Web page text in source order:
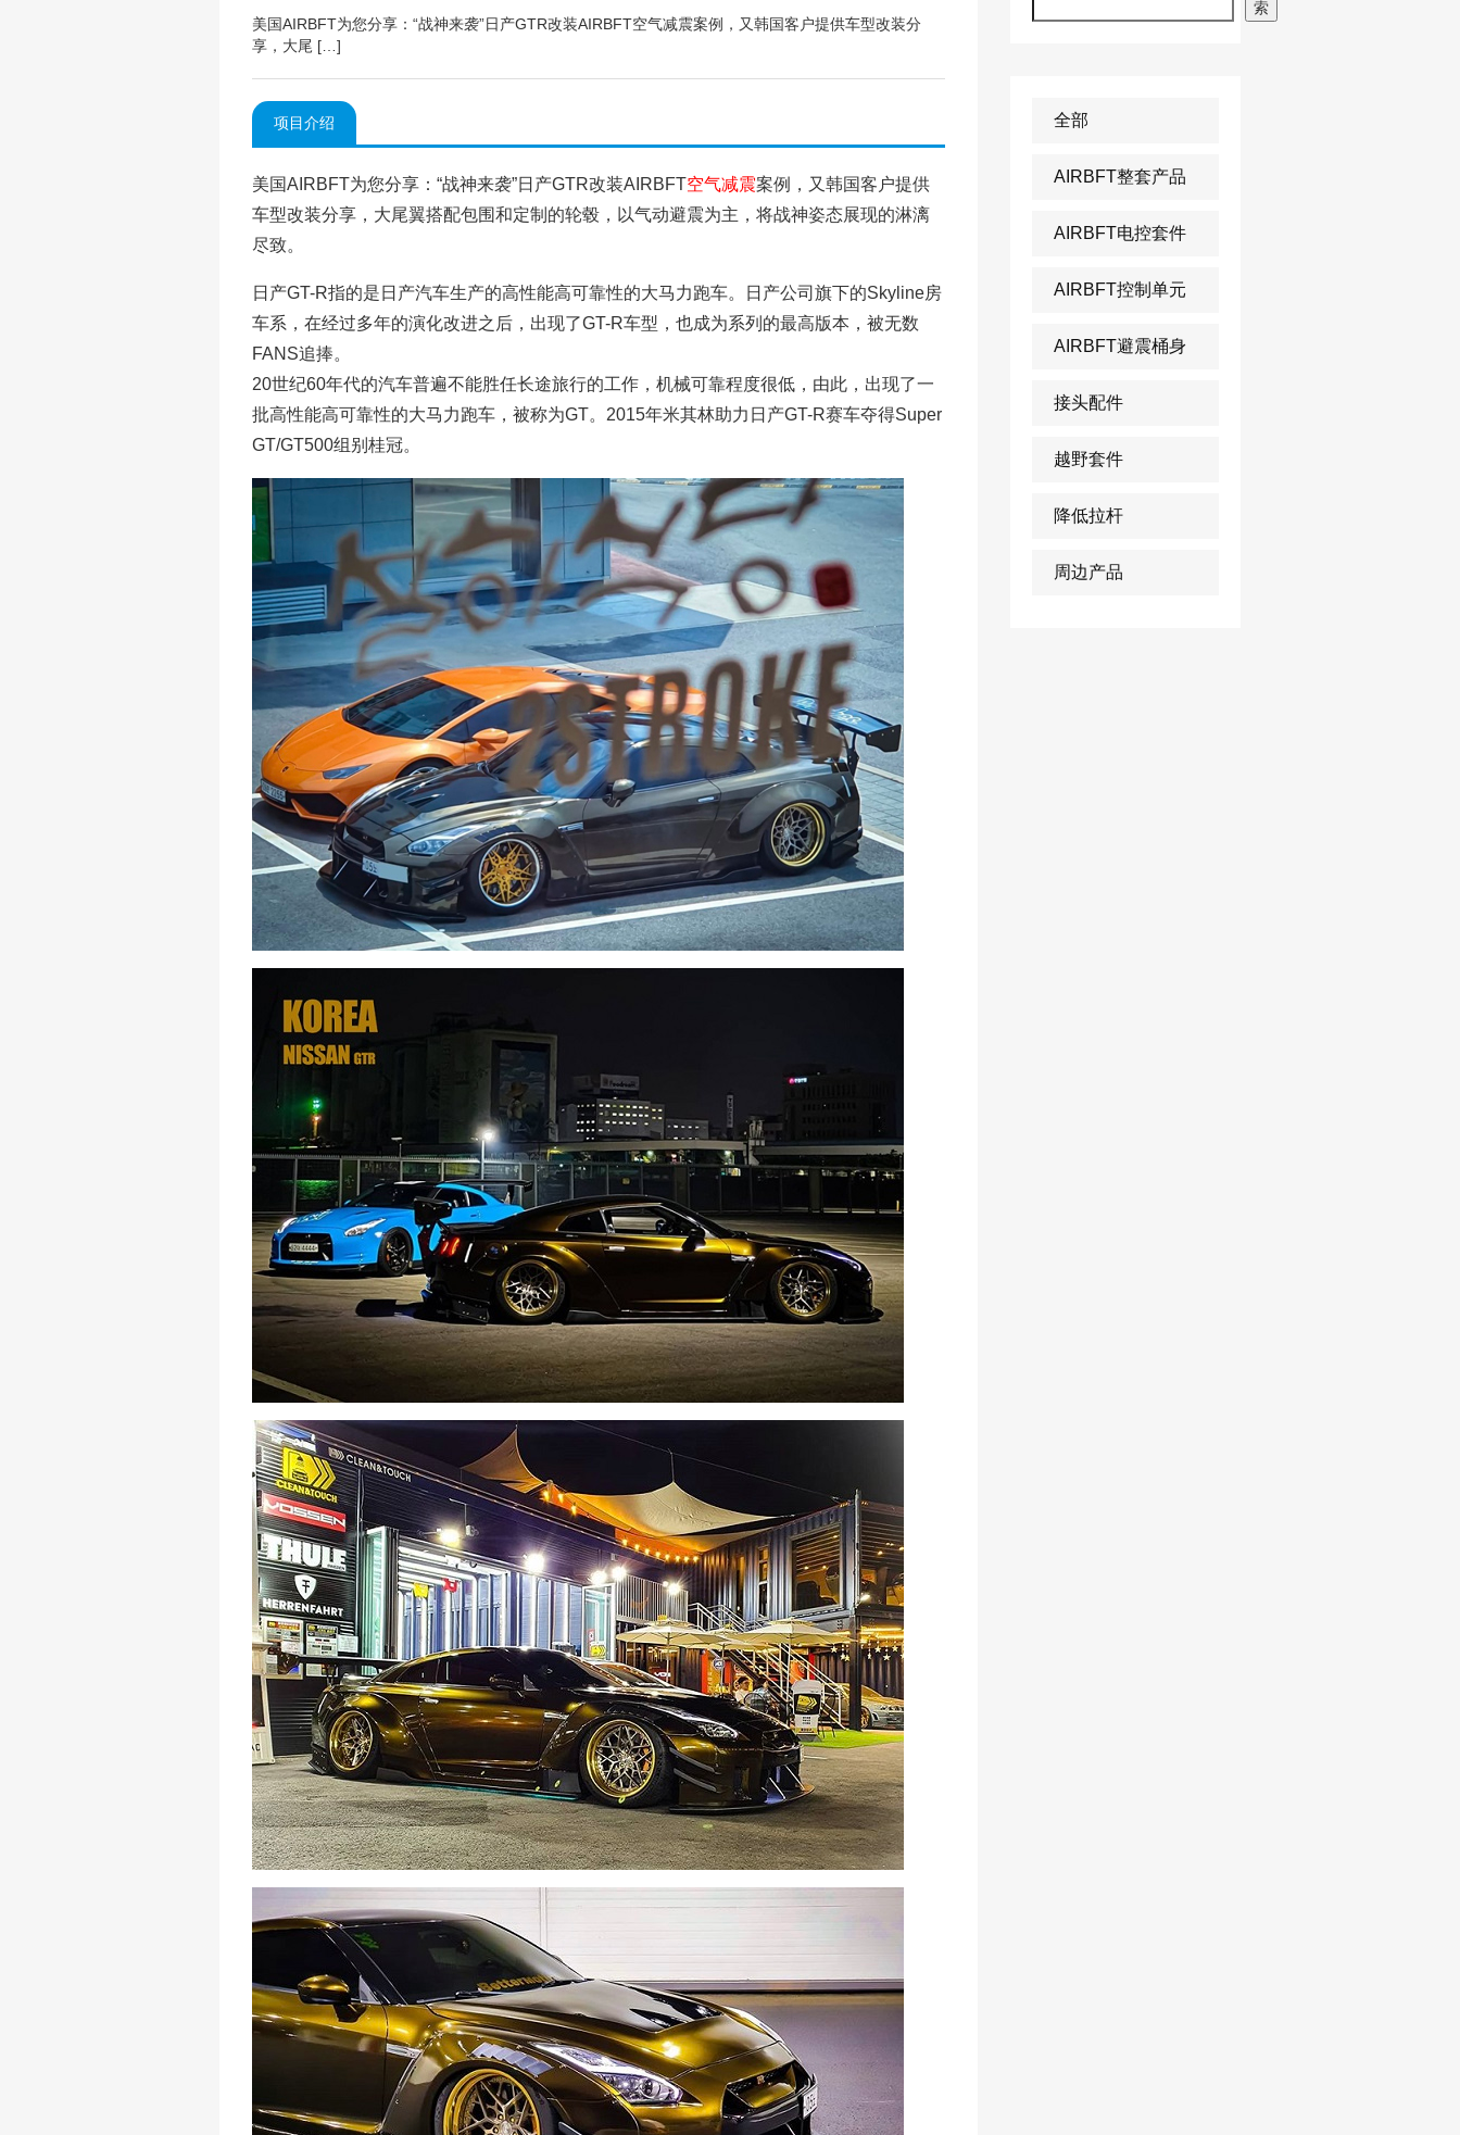
美国AIRBFT为您分享：“战神来袭”日产GTR改装AIRBFT空气减震案例，又韩国客户提供车型改装分
享，大尾 […]
项目介绍
美国AIRBFT为您分享：“战神来袭”日产GTR改装AIRBFT空气减震案例，又韩国客户提供
车型改装分享，大尾翼搭配包围和定制的轮毂，以气动避震为主，将战神姿态展现的淋漓
尽致。
日产GT-R指的是日产汽车生产的高性能高可靠性的大马力跑车。日产公司旗下的Skyline房
车系，在经过多年的演化改进之后，出现了GT-R车型，也成为系列的最高版本，被无数
FANS追捧。
20世纪60年代的汽车普遍不能胜任长途旅行的工作，机械可靠程度很低，由此，出现了一
批高性能高可靠性的大马力跑车，被称为GT。2015年米其林助力日产GT-R赛车夺得Super
GT/GT500组别桂冠。
索
全部
AIRBFT整套产品
AIRBFT电控套件
AIRBFT控制单元
AIRBFT避震桶身
接头配件
越野套件
降低拉杆
周边产品